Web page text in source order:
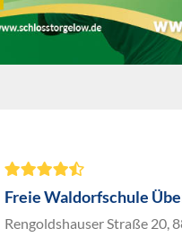
Freie Waldorfschule
Rengoldshauser Straße 20,